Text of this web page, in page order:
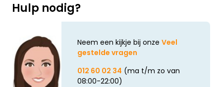
Hulp nodig?
Neem een kijkje bij onze Veel
gestelde vragen
012 60 02 34 (ma t/m zo van
08:00-22:00)